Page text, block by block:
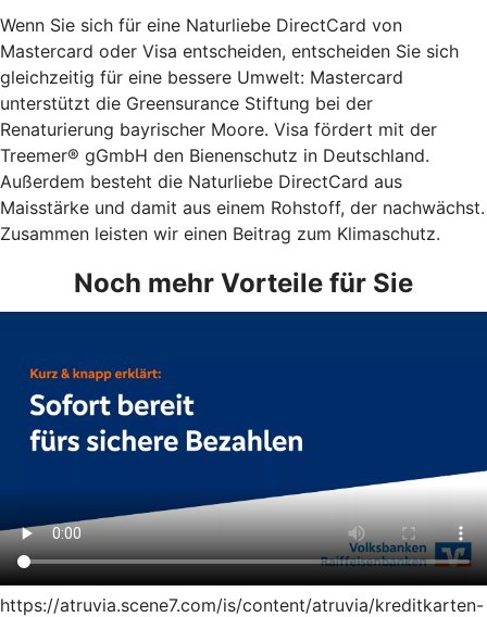
Wenn Sie sich für eine Naturliebe DirectCard von
Mastercard oder Visa entscheiden, entscheiden Sie sich
gleichzeitig für eine bessere Umwelt: Mastercard
unterstützt die Greensurance Stiftung bei der
Renaturierung bayrischer Moore. Visa fördert mit der
Treemer® gGmbH den Bienenschutz in Deutschland.
Außerdem besteht die Naturliebe DirectCard aus
Maisstärke und damit aus einem Rohstoff, der nachwächst.
Zusammen leisten wir einen Beitrag zum Klimaschutz.
Noch mehr Vorteile für Sie
https://atruvia.scene7.com/is/content/atruvia/kreditkarten-